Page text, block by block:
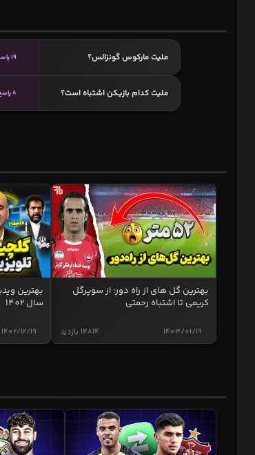
ملیت مارکوس گونزالس؟ 19 پاسخ
ملیت کدام بازیکن اشتباه است؟ 8 پاسخ
بهترین گل های از راه دور؛ از سوپرگل
کریمی تا اشتباه رحمتی
14814 بازدید 1403/01/19
بهترین
سال 1402
1402/12/19